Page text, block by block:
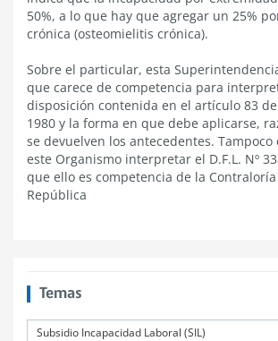
50%, a lo que hay que agregar un 25%
crónica (osteomielitis crónica).
Sobre el particular, esta
que carece de competencia para
disposición contenida en el artículo 83
1980 y la forma en que debe aplicarse,
se devuelven los antecedentes. Tampoco
este Organismo interpretar el D.F.L. Nº
que ello es competencia de la
República
Temas
Subsidio Incapacidad Laboral (SIL)